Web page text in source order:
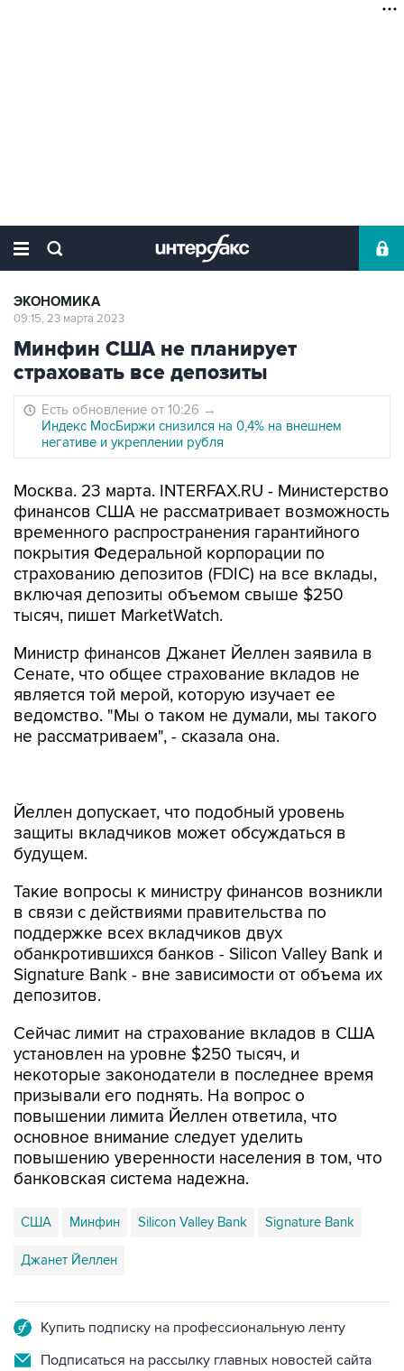
ЭКОНОМИКА
09:15, 23 марта 2023
Минфин США не планирует
страховать все депозиты
Есть обновление от 10:26 →
Индекс МосБиржи снизился на 0,4% на внешнем
негативе и укреплении рубля
Москва. 23 марта. INTERFAX.RU - Министерство
финансов США не рассматривает возможность
временного распространения гарантийного
покрытия Федеральной корпорации по
страхованию депозитов (FDIC) на все вклады,
включая депозиты объемом свыше $250
тысяч, пишет MarketWatch.
Министр финансов Джанет Йеллен заявила в
Сенате, что общее страхование вкладов не
является той мерой, которую изучает ее
ведомство. "Мы о таком не думали, мы такого
не рассматриваем", - сказала она.
будущем.
Такие вопросы к министру финансов возникли
поддержке всех вкладчиков двух
обанкротившихся банков - Silicon Valley Bank и
Signature Bank - вне зависимости от объема их
депозитов.
Сейчас лимит на страхование вкладов в США
некоторые законодатели в последнее время
призывали его поднять. На вопрос о
повышении лимита Йеллен ответила, что
основное внимание следует уделить
повышению уверенности населения в том, что
банковская система надежна.
США Минфин Silicon Valley Bank
Джанет Йеллен
Подписаться на рассылку главных новостей сайта
Получать оперативные новости в официальном